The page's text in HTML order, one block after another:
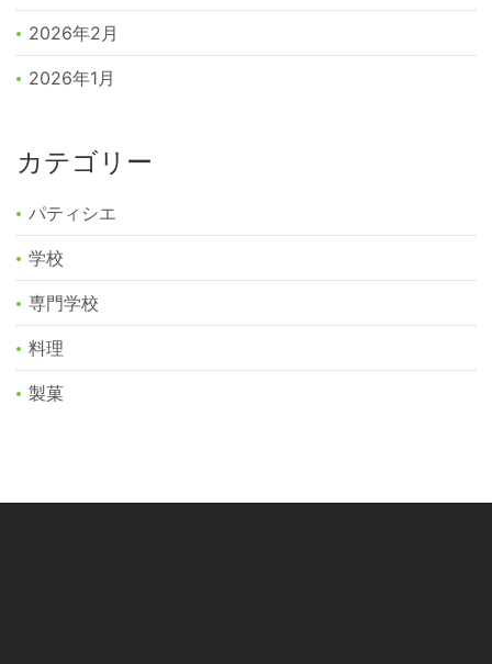
2026年2月
2026年1月
カテゴリー
パティシエ
学校
専門学校
料理
製菓